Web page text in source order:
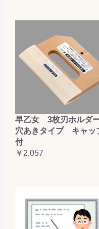
早乙女 3枚刃ホルダ
穴あきタイプ キャッ
付
￥2,057